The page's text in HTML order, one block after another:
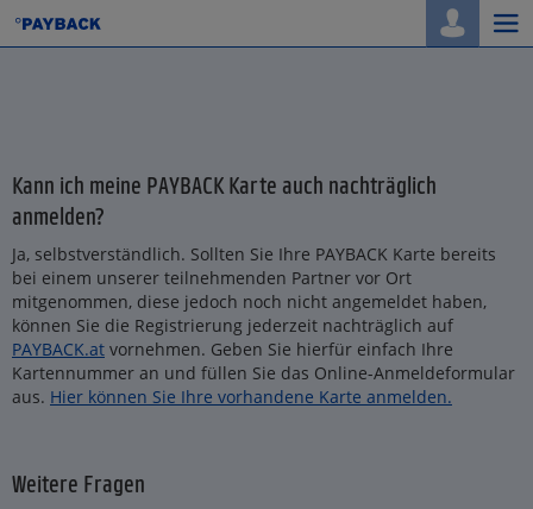
Kann ich meine PAYBACK Karte auch nachträglich
anmelden?
Ja, selbstverständlich. Sollten Sie Ihre PAYBACK Karte bereits
bei einem unserer teilnehmenden Partner vor Ort
mitgenommen, diese jedoch noch nicht angemeldet haben,
können Sie die Registrierung jederzeit nachträglich auf
PAYBACK.at vornehmen. Geben Sie hierfür einfach Ihre
Kartennummer an und füllen Sie das Online-Anmeldeformular
aus. Hier können Sie Ihre vorhandene Karte anmelden.
Weitere Fragen